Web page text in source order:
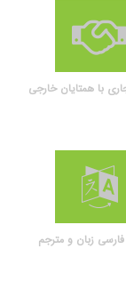
با همتایان خارجی
فارسی زبان و مترجم